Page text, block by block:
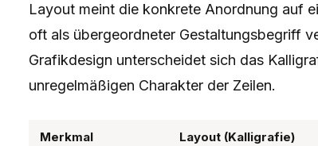
Layout meint die konkrete Anordnung auf
oft als übergeordneter Gestaltungsbegriff
Grafikdesign unterscheidet sich das
unregelmäßigen Charakter der Zeilen.
Merkmal Layout (Kalligrafie)